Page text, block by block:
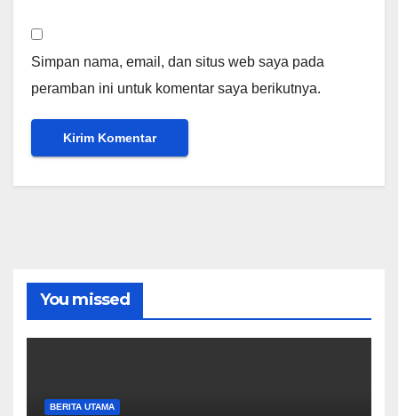
Simpan nama, email, dan situs web saya pada
peramban ini untuk komentar saya berikutnya.
You missed
BERITA UTAMA